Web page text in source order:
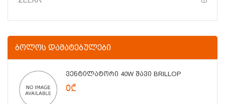
ᲑᲝᲚᲝᲡ ᲓᲐᲛᲐᲢᲔᲑᲣᲚᲔᲑᲘ
Ვენტილატორი 40W Შავი BRILLOP
0₾